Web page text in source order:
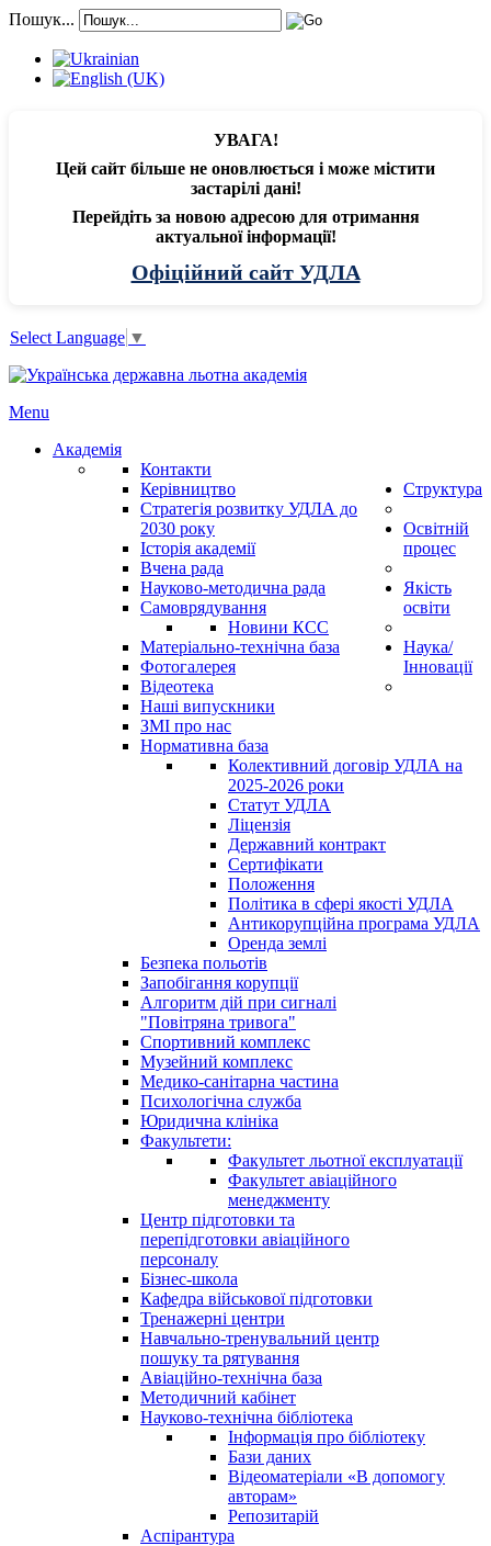
Пошук...
УВАГА!
Цей сайт більше не оновлюється і може містити
застарілі дані!
Перейдіть за новою адресою для отримання
актуальної інформації!
Офіційний сайт УДЛА
Select Language ▼
Menu
Академія
Контакти
Керівництво
Стратегія розвитку УДЛА до
2030 року
Історія академії
Вчена рада
Науково-методична рада
Самоврядування
Новини КСС
Матеріально-технічна база
Фотогалерея
Відеотека
Наші випускники
ЗМІ про нас
Нормативна база
Колективний договір УДЛА на
2025-2026 роки
Статут УДЛА
Ліцензія
Державний контракт
Сертифікати
Положення
Політика в сфері якості УДЛА
Антикорупційна програма УДЛА
Оренда землі
Безпека польотів
Запобігання корупції
Алгоритм дій при сигналі
"Повітряна тривога"
Структура
Спортивний комплекс
Музейний комплекс
Медико-санітарна частина
Психологічна служба
Юридична клініка
Факультети:
Факультет льотної експлуатації
Факультет авіаційного
менеджменту
Центр підготовки та
перепідготовки авіаційного
персоналу
Бізнес-школа
Кафедра військової підготовки
Тренажерні центри
Навчально-тренувальний центр
пошуку та рятування
Авіаційно-технічна база
Методичний кабінет
Науково-технічна бібліотека
Інформація про бібліотеку
Бази даних
Відеоматеріали «В допомогу
авторам»
Репозитарій
Аспірантура
Освітній
процес
Якість
освіти
Наука/
Інновації